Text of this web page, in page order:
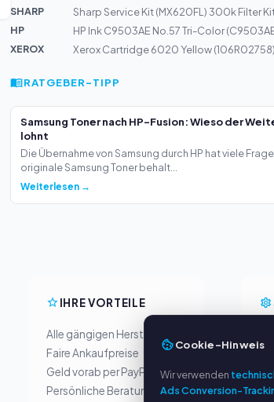
SHARP
Sharp Service Kit (MX620FL) 300k Filter
HP
HP Ink C9503AE No.57 Tri-Color
XEROX
Xerox Cartridge 6020 Yellow (106R02758)
RATGEBER-TIPP
Samsung Toner nach HP-Fusion: Wieso der
lohnt
Die Übernahme von Samsung durch HP hat viele
originale Samsung Toner behalt...
Weiterlesen →
IHRE VORTEILE
Alle gängigen Hersteller
Faire Ankaufpreise
Geld vorab per PayPal
Persönliche Beratung
Cookie-Hinweis
Wir verwenden
Ads Conversion-